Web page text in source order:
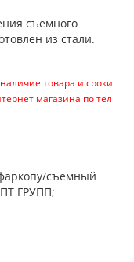
съемного
из стали.
товара и сроки
магазина по тел
съемный
ГРУПП;